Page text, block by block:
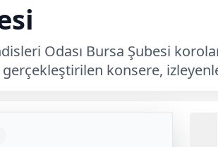
Odası Bursa Şubesi
gerçekleştirilen konsere,